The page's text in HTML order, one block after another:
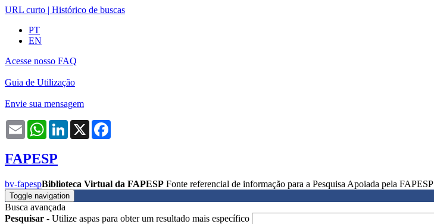
URL curto | Histórico de buscas
PT
EN
Acesse nosso FAQ
Guia de Utilização
Envie sua mensagem
Email WhatsAppLinkedIn
X
FAPESP
bv-fapespBiblioteca Virtual da FAPESP Fonte referencial de informação para a Pesquisa Apoiada pela FAPESP
Toggle navigation
Busca avançada
Pesquisar - Utilize aspas para obter um resultado mais específico